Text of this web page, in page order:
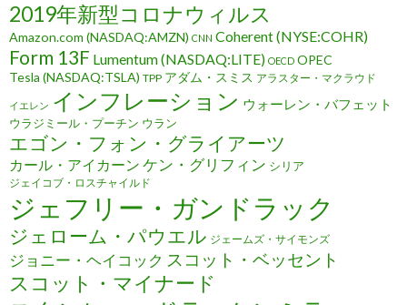
2019年新型コロナウィルス
Amazon.com (NASDAQ:AMZN) CNN Coherent (NYSE:COHR)
Form 13F Lumentum (NASDAQ:LITE) OECD OPEC
Tesla (NASDAQ:TSLA) TPP アダム・スミス アラスター・マクラウド
イエレン インフレーション ウォーレン・バフェット
ウラジミール・プーチン ウラン
エゴン・フォン・グライアーツ
カール・アイカーン ケン・グリフィン シリア
ジェイコブ・ロスチャイルド
ジェフリー・ガンドラック
ジェローム・パウエル ジェームズ・サイモンズ
ジョニー・ヘイコック スコット・ベッセント
スコット・マイナード